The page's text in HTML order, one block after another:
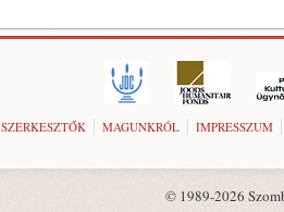
SZERKESZTŐK MAGUNKRÓL IMPRESSZUM
© 1989-2026